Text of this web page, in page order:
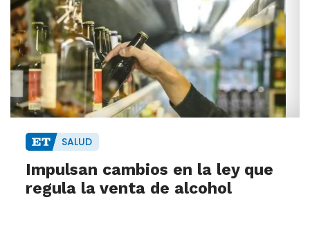
SALUD
Impulsan cambios en la ley que
regula la venta de alcohol